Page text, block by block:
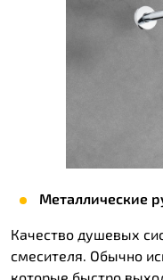
Металлические
Качество душевых
смесителя. Обычно